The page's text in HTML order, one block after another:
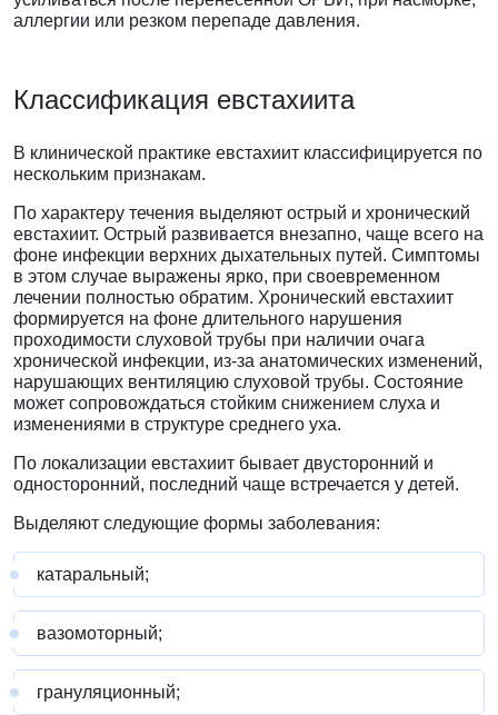
аллергии или резком перепаде давления.
Классификация евстахиита
В клинической практике евстахиит классифицируется по
нескольким признакам.
По характеру течения выделяют острый и хронический
евстахиит. Острый развивается внезапно, чаще всего на
фоне инфекции верхних дыхательных путей. Симптомы
в этом случае выражены ярко, при своевременном
лечении полностью обратим. Хронический евстахиит
формируется на фоне длительного нарушения
проходимости слуховой трубы при наличии очага
хронической инфекции, из-за анатомических изменений,
нарушающих вентиляцию слуховой трубы. Состояние
может сопровождаться стойким снижением слуха и
изменениями в структуре среднего уха.
По локализации евстахиит бывает двусторонний и
односторонний, последний чаще встречается у детей.
Выделяют следующие формы заболевания:
катаральный;
вазомоторный;
грануляционный;